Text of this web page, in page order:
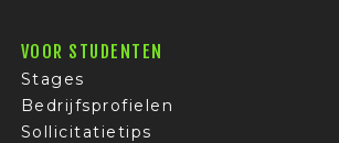
VOOR STUDENTEN
Stages
Bedrijfsprofielen
Sollicitatietips